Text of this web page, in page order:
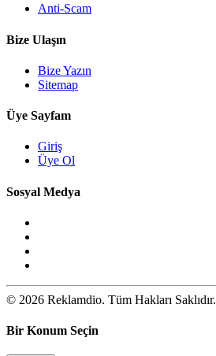
Anti-Scam
Bize Ulaşın
Bize Yazın
Sitemap
Üye Sayfam
Giriş
Üye Ol
Sosyal Medya
© 2026 Reklamdio. Tüm Hakları Saklıdır.
Bir Konum Seçin